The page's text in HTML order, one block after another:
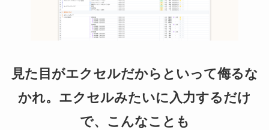
見た目がエクセルだからといって侮るな
かれ。エクセルみたいに入力するだけ
で、こんなことも